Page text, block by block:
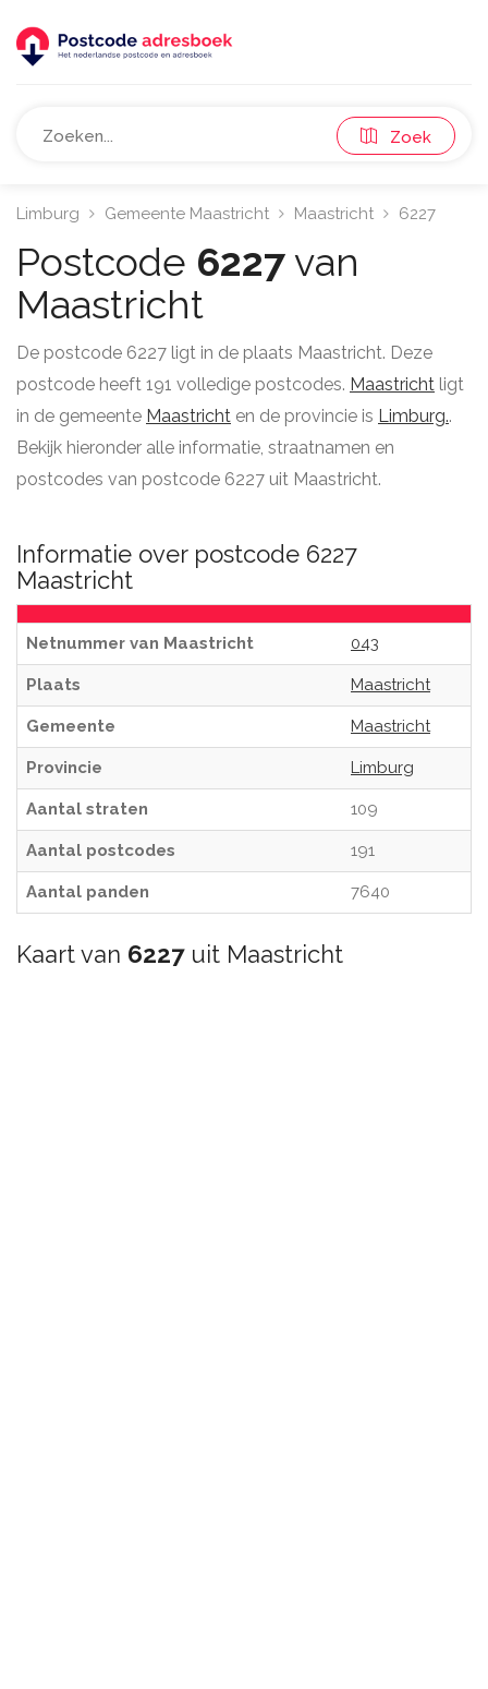
Zoek
Limburg Gemeente Maastricht Maastricht 6227
Postcode 6227van
Maastricht
De postcode 6227 ligt in de plaats Maastricht. Deze
postcode heeft 191 volledige postcodes. Maastricht ligt
in de gemeente Maastricht en de provincie is Limburg..
Bekijk hieronder alle informatie, straatnamen en
postcodes van postcode 6227 uit Maastricht.
Informatie over postcode 6227
Maastricht
Netnummer van Maastricht 043
Plaats Maastricht
Gemeente Maastricht
Provincie Limburg
Aantal straten 109
Aantal postcodes 191
Aantal panden 7640
Kaart van 6227uit Maastricht